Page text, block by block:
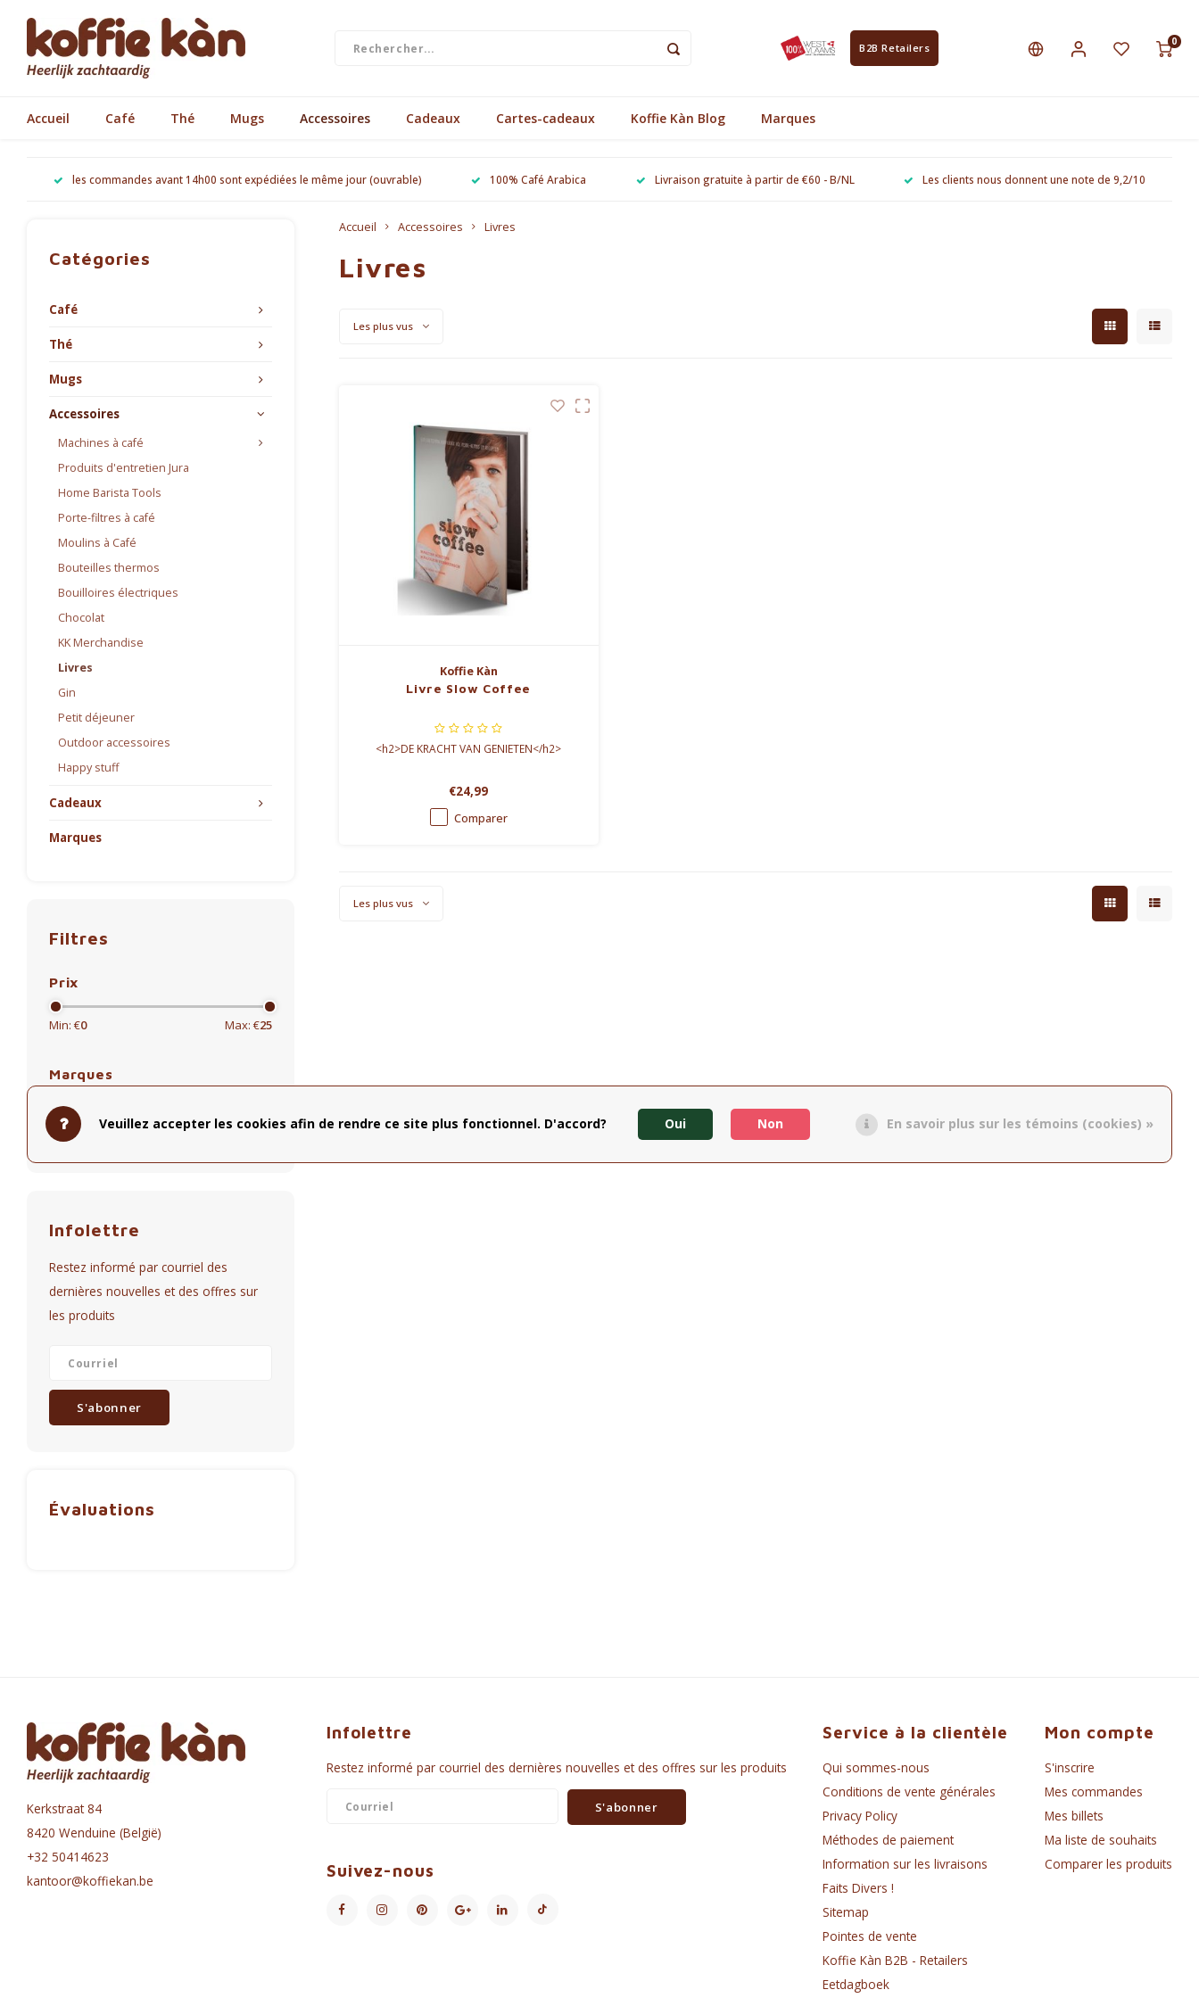
B2B Retailers
0
Accueil Café Thé Mugs Accessoires Cadeaux Cartes-cadeaux Koffie Kàn Blog Marques
les commandes avant 14h00 sont expédiées le même jour (ouvrable) 100% Café Arabica Livraison gratuite à partir de €60 - B/NL Les clients nous donnent une note de 9,2/10
Catégories
Café
Thé
Mugs
Accessoires
Machines à café
Produits d'entretien Jura
Home Barista Tools
Porte-filtres à café
Moulins à Café
Bouteilles thermos
Bouilloires électriques
Chocolat
KK Merchandise
Livres
Gin
Petit déjeuner
Outdoor accessoires
Happy stuff
Cadeaux
Marques
Filtres
Prix
Min: €0 Max: €25
Marques
Toutes les marques
Koffie Kàn
Infolettre
Restez informé par courriel des
dernières nouvelles et des offres sur
les produits
S'abonner
Évaluations
Accueil Accessoires Livres
Livres
Les plus vus
Koffie Kàn
Livre Slow Coffee
<h2>DE KRACHT VAN GENIETEN</h2>
koffieboek</strong> is een leuke gids voor
de koffiegenietende thuisdrinker, de
€24,99
Comparer
Les plus vus
Kerkstraat 84
8420 Wenduine (België)
+32 50414623
kantoor@koffiekan.be
Infolettre
Restez informé par courriel des dernières nouvelles et des offres sur les produits
S'abonner
Suivez-nous
Service à la clientèle
Qui sommes-nous
Conditions de vente générales
Privacy Policy
Méthodes de paiement
Information sur les livraisons
Faits Divers !
Sitemap
Pointes de vente
Koffie Kàn B2B - Retailers
Eetdagboek
Mon compte
S'inscrire
Mes commandes
Mes billets
Ma liste de souhaits
Comparer les produits
Veuillez accepter les cookies afin de rendre ce site plus fonctionnel. D'accord? Oui Non En savoir plus sur les témoins (cookies) »